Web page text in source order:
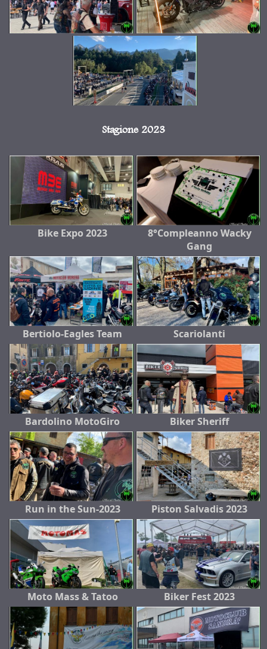
Stagione 2023
Bike Expo 2023
8°Compleanno Wacky
Gang
Bertiolo-Eagles Team Scariolanti
Bardolino MotoGiro Biker Sheriff
Run in the Sun-2023 Piston Salvadis 2023
Moto Mass & Tatoo Biker Fest 2023